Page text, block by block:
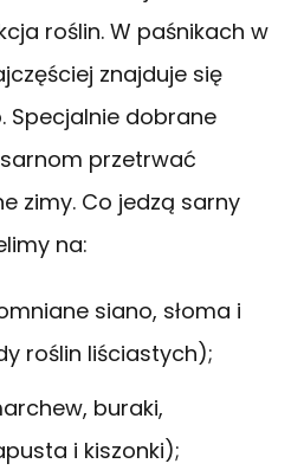
roślin. W paśnikach w
znajduje się
Specjalnie dobrane
przetrwać
zimy. Co jedzą sarny
na:
siano, słoma i
roślin liściastych);
buraki,
i kiszonki);